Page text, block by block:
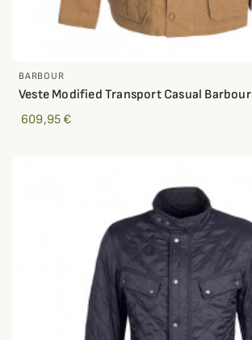
BARBOUR
Veste Modified Transport Casual Barbour
609,95 €